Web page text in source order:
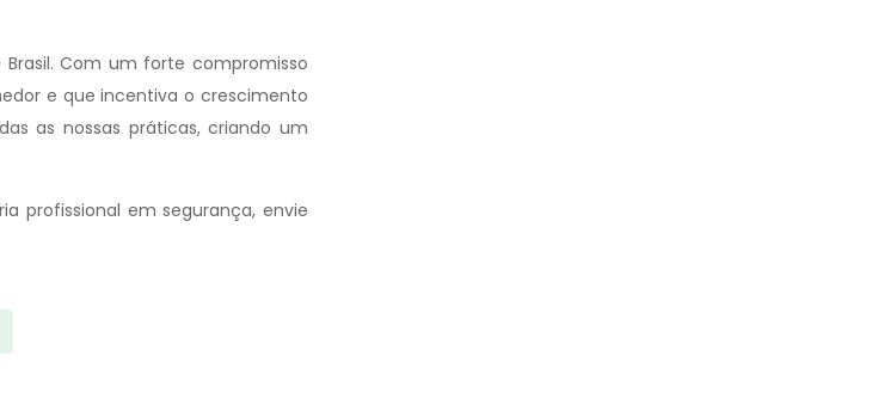
Com um forte compromisso
e que incentiva o crescimento
as nossas práticas, criando um
profissional em segurança, envie